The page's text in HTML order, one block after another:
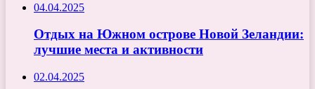
04.04.2025
Отдых на Южном острове Новой Зеландии:
лучшие места и активности
02.04.2025